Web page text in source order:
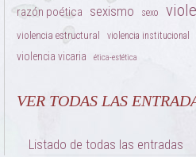
razón poética sexismo sexo
violencia estructural violencia institucional
violencia vicaria ética-estética
VER TODAS LAS
Listado de todas las entradas